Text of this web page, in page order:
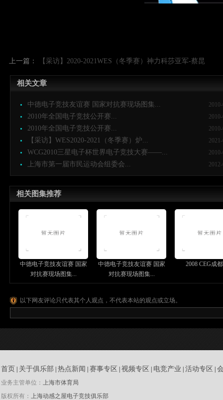
上一篇： 【采访】2020-2021WES（冬季赛）神力科莎亚军-蔡昆
相关文章
中德电子竞技友谊赛 国家对抗赛现场图集...
2010年全国电子竞技公开赛...
2010年全国电子竞技公开赛...
【采访】WES2020-2021（冬季赛）炉...
WCG2010三星电子杯世界电子竞技大赛——...
上海市第一届市民运动会组委会...
相关图集推荐
中德电子竞技友谊赛 国家
对抗赛现场图集...
中德电子竞技友谊赛 国家
对抗赛现场图集...
2008 CEG成
以下网友评论只代表其个人观点，不代表本站的观点或立场。
首页 关于俱乐部 热点新闻 赛事专区 视频专区 电竞产业 活动专区
业务主管单位： 上海市体育局
版权所有： 上海动感之屋电子竞技俱乐部